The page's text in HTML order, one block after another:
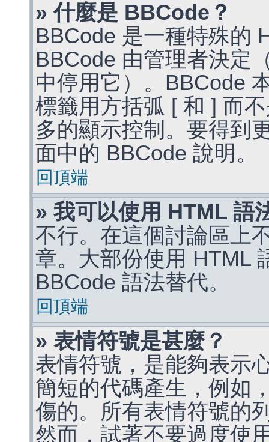
» 什麼是 BBCode？
BBCode 是一種特殊的
BBCode 由管理者決定
中停用它）。BBCode
標籤用方括弧 [ 和 ] 而
多的顯示控制。要得到
面中的 BBCode 說明。
回頂端
» 我可以使用 HTML 語
不行。在這個討論區上
章。大部份使用 HTML
BBCode 語法替代。
回頂端
» 表情符號是甚麼？
表情符號，是能夠表示
簡短的代碼產生，例如
傷的。所有表情符號的
然而，試著不要過度使